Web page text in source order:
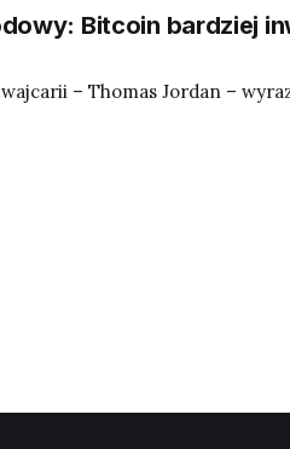
Bitcoin bardziej
– Thomas Jordan –